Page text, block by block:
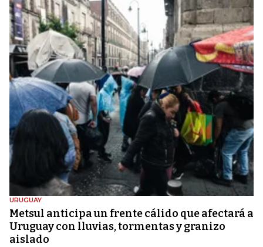
URUGUAY
Metsul anticipa un frente cálido que afectará a
Uruguay con lluvias, tormentas y granizo
aislado